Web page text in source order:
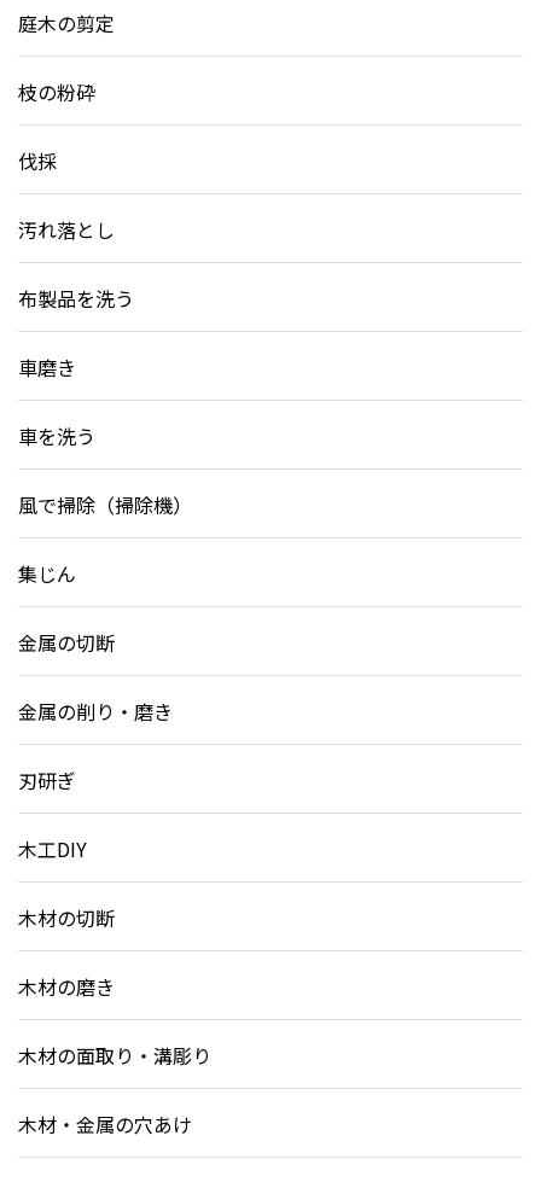
庭木の剪定
枝の粉砕
伐採
汚れ落とし
布製品を洗う
車磨き
車を洗う
風で掃除（掃除機）
集じん
金属の切断
金属の削り・磨き
刃研ぎ
木工DIY
木材の切断
木材の磨き
木材の面取り・溝彫り
木材・金属の穴あけ